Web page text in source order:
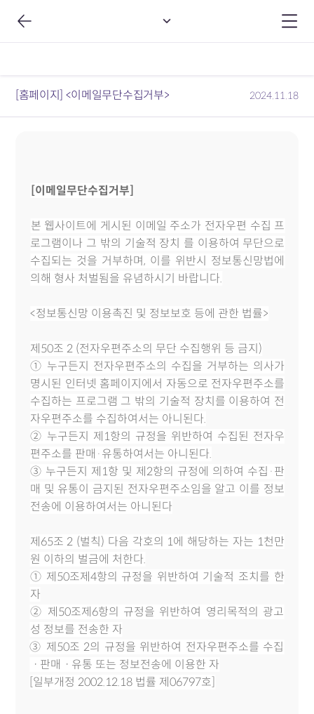
[홈페이지] <이메일무단수집거부> 2024.11.18
[이메일무단수집거부]
본 웹사이트에 게시된 이메일 주소가 전자우편 수집 프
로그램이나 그 밖의 기술적 장치 를 이용하여 무단으로
수집되는 것을 거부하며, 이를 위반시 정보통신망법에
의해 형사 처벌됨을 유념하시기 바랍니다.
<정보통신망 이용촉진 및 정보보호 등에 관한 법률>
제50조 2 (전자우편주소의 무단 수집행위 등 금지)
① 누구든지 전자우편주소의 수집을 거부하는 의사가
명시된 인터넷 홈페이지에서 자동으로 전자우편주소를
수집하는 프로그램 그 밖의 기술적 장치를 이용하여 전
자우편주소를 수집하여서는 아니된다.
② 누구든지 제1항의 규정을 위반하여 수집된 전자우
편주소를 판매·유통하여서는 아니된다.
③ 누구든지 제1항 및 제2항의 규정에 의하여 수집·판
매 및 유통이 금지된 전자우편주소임을 알고 이를 정보
전송에 이용하여서는 아니된다
제65조 2 (벌칙) 다음 각호의 1에 해당하는 자는 1천만
원 이하의 벌금에 처한다.
① 제50조제4항의 규정을 위반하여 기술적 조치를 한
자
② 제50조제6항의 규정을 위반하여 영리목적의 광고
성 정보를 전송한 자
③ 제50조 2의 규정을 위반하여 전자우편주소를 수집
ㆍ판매ㆍ유통 또는 정보전송에 이용한 자
[일부개정 2002.12.18 법률 제06797호]